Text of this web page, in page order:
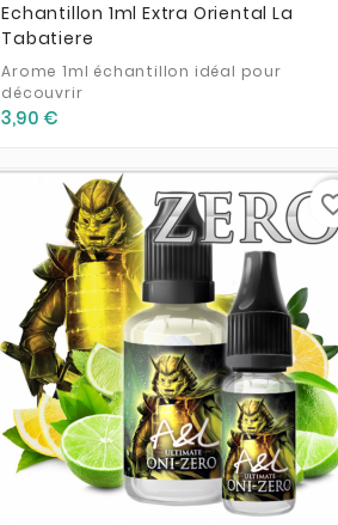
Echantillon 1ml Extra Oriental La
Tabatiere
Arome 1ml échantillon idéal pour
découvrir
3,90 €
 